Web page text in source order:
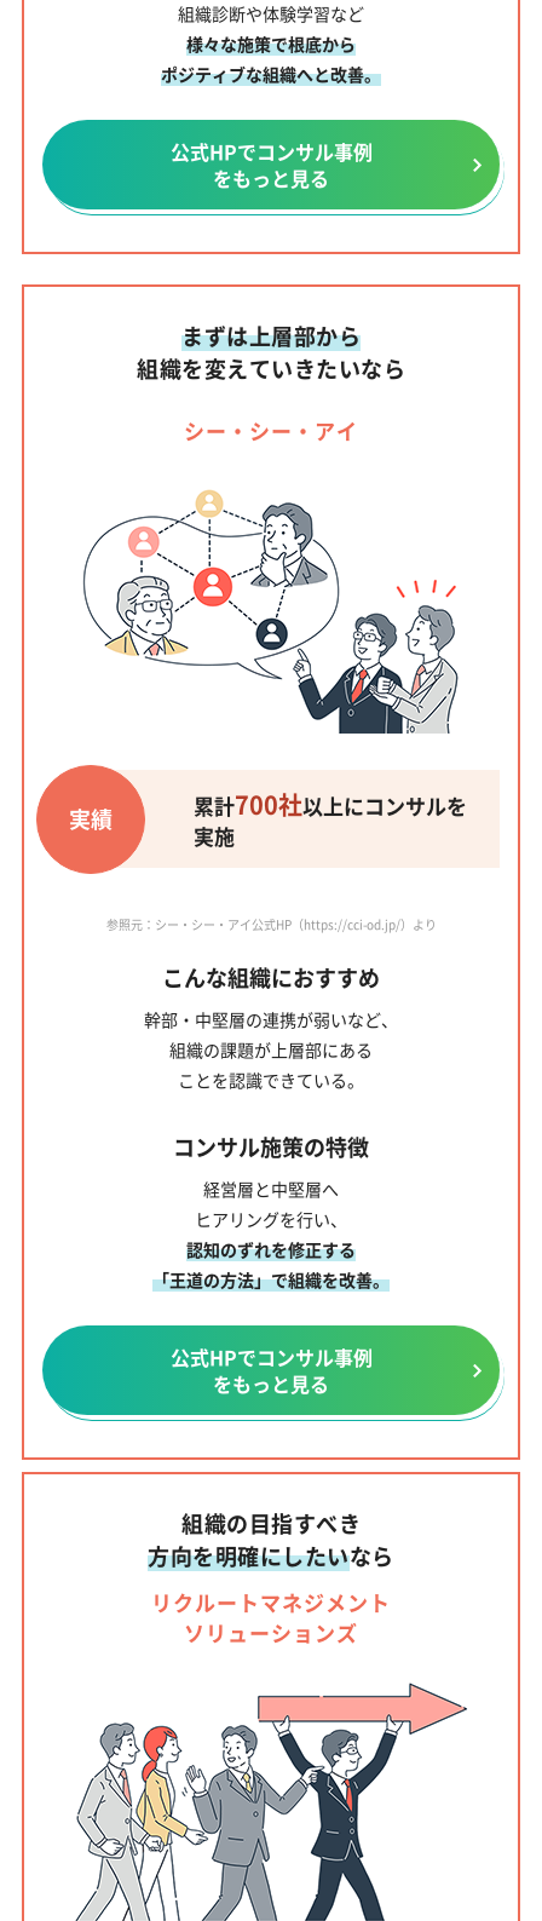
組織診断や体験学習など
様々な施策で根底から
ポジティブな組織へと改善。
公式HPでコンサル事例
をもっと見る
まずは上層部から
組織を変えていきたいなら
シー・シー・アイ
実績 累計700社以上にコンサルを
実施
参照元：シー・シー・アイ公式HP（https://cci-od.jp/）より
こんな組織におすすめ
幹部・中堅層の連携が弱いなど、
組織の課題が上層部にある
ことを認識できている。
コンサル施策の特徴
経営層と中堅層へ
ヒアリングを行い、
認知のずれを修正する
「王道の方法」で組織を改善。
公式HPでコンサル事例
をもっと見る
組織の目指すべき
方向を明確にしたいなら
リクルートマネジメント
ソリューションズ